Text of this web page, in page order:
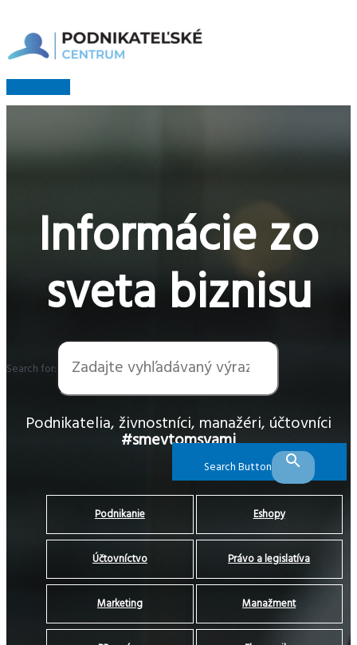
obsah
Hlavné
Menu
Informácie zo
sveta biznisu
Search for:
Search Button
Podnikatelia, živnostníci, manažéri, účtovníci
#smevtomsvami
Podnikanie Eshopy
Účtovníctvo Právo a legislatíva
Marketing Manažment